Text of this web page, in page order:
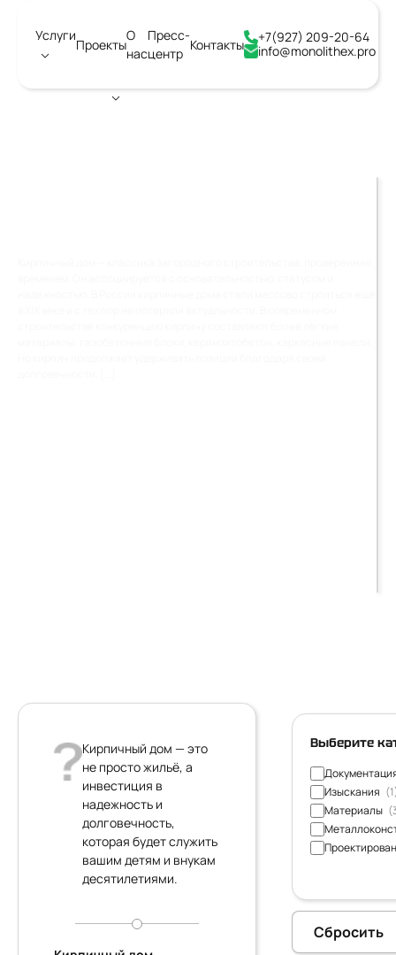
Услуги
Проекты
О
нас
Пресс-
центр
Контакты
+7(927) 209-20-64
info@monolithex.pro
Кирпичный дом — это
не просто жильё, а
инвестиция в
надежность и
долговечность,
которая будет служить
вашим детям и внукам
десятилетиями.
Выберите
Изыскания
Материалы
Сбросить